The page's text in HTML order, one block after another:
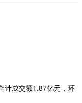
计成交额1.87亿元，环